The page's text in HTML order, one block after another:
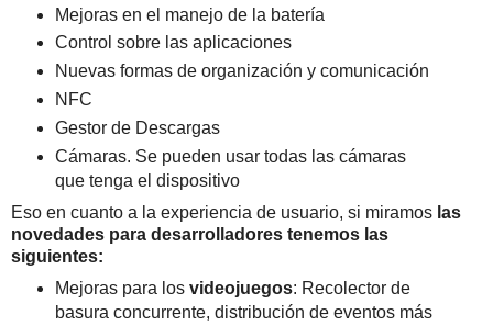
Mejoras en el manejo de la batería
Control sobre las aplicaciones
Nuevas formas de organización y comunicación
NFC
Gestor de Descargas
Cámaras. Se pueden usar todas las cámaras
que tenga el dispositivo
Eso en cuanto a la experiencia de usuario, si miramos las
novedades para desarrolladores tenemos las
siguientes:
Mejoras para los videojuegos: Recolector de
basura concurrente, distribución de eventos más